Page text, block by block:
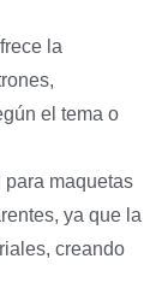
la
el tema o
para maquetas
ya que la
creando